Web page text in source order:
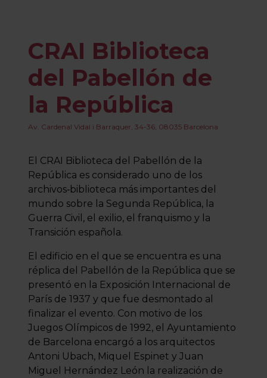
CRAI Biblioteca
del Pabellón de
la República
Av. Cardenal Vidal i Barraquer, 34-36, 08035 Barcelona
El CRAI Biblioteca del Pabellón de la
República es considerado uno de los
archivos‑biblioteca más importantes del
mundo sobre la Segunda República, la
Guerra Civil, el exilio, el franquismo y la
Transición española.
El edificio en el que se encuentra es una
réplica del Pabellón de la República que se
presentó en la Exposición Internacional de
París de 1937 y que fue desmontado al
finalizar el evento. Con motivo de los
Juegos Olímpicos de 1992, el Ayuntamiento
de Barcelona encargó a los arquitectos
Antoni Ubach, Miquel Espinet y Juan
Miguel Hernández León la realización de